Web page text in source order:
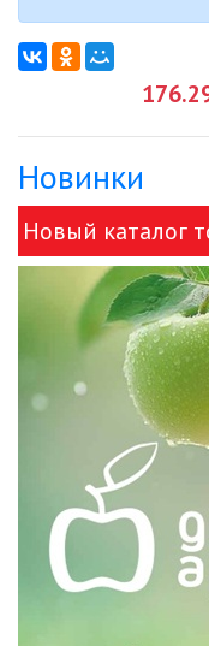
Новинки
Новый каталог